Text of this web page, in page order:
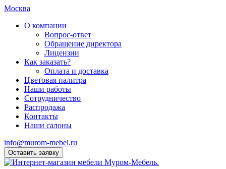
Москва
О компании
Вопрос-ответ
Обращение директора
Лицензии
Как заказать?
Оплата и доставка
Цветовая палитра
Наши работы
Сотрудничество
Распродажа
Контакты
Наши салоны
info@murom-mebel.ru
Оставить заявку